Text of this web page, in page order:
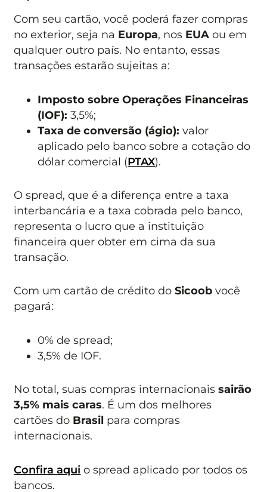
Com seu cartão, você poderá fazer compras
no exterior, seja na Europa, nos EUAou em
qualquer outro país. No entanto, essas
transações estarão sujeitas a:
Imposto sobre Operações Financeiras
(IOF): 3,5%;
Taxa de conversão (ágio): valor
aplicado pelo banco sobre a cotação do
dólar comercial (PTAX).
O spread, que é a diferença entre a taxa
interbancária e a taxa cobrada pelo banco,
representa o lucro que a instituição
financeira quer obter em cima da sua
transação.
Com um cartão de crédito doSicoob você
pagará:
0% de spread;
3,5% de IOF.
No total, suas compras internacionaissairão
3,5% mais caras. É um dos melhores
cartões do Brasil para compras
internacionais.
Confira aqui o spread aplicado por todos os
bancos.